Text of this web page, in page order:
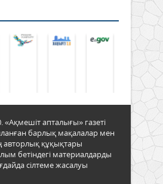
апталығы» газеті
барлық мақалалар мен
авторлық құқықтары
бетіндегі материалдарды
сілтеме жасалуы